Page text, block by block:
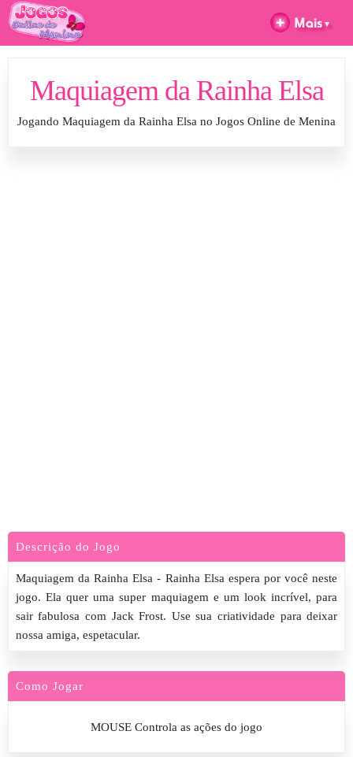
Maquiagem da Rainha Elsa
Jogando Maquiagem da Rainha Elsa no Jogos Online de Menina
Descrição do Jogo
Maquiagem da Rainha Elsa - Rainha Elsa espera por você neste
jogo. Ela quer uma super maquiagem e um look incrível, para
sair fabulosa com Jack Frost. Use sua criatividade para deixar
nossa amiga, espetacular.
Como Jogar
MOUSE Controla as ações do jogo